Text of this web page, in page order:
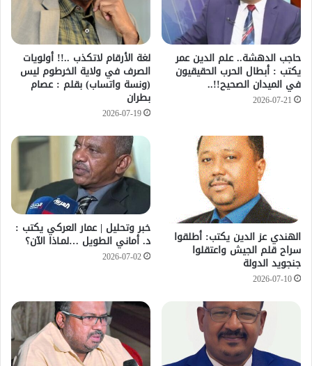
حاجب الدهشة.. علم الدين عمر
يكتب : أبطال الحرب الحقيقيون
في الميدان الصحيح!!..
2026-07-21
لغة الأرقام لاتكذب ..!! أولويات
الصرف في ولاية الخرطوم ليس
(ونسة واتساب) بقلم : عصام
بطران
2026-07-19
الهندي عز الدين يكتب: أطلقوا
سراح قلم الجيش واعتقلوا
جنجويد الدولة
2026-07-10
خبر وتحليل | عمار العركي يكتب :
د. أماني الطويل …لمـاذا الآن؟
2026-07-02